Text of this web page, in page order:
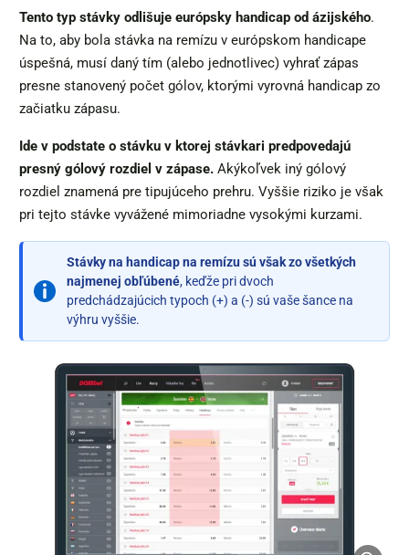
Tento typ stávky odlišuje európsky handicap od ázijského.
Na to, aby bola stávka na remízu v európskom handicape
úspešná, musí daný tím (alebo jednotlivec) vyhrať zápas
presne stanovený počet gólov, ktorými vyrovná handicap zo
začiatku zápasu.
Ide v podstate o stávku v ktorej stávkari predpovedajú
presný gólový rozdiel v zápase. Akýkoľvek iný gólový
rozdiel znamená pre tipujúceho prehru. Vyššie riziko je však
pri tejto stávke vyvážené mimoriadne vysokými kurzami.
Stávky na handicap na remízu sú však zo všetkých
najmenej obľúbené, keďže pri dvoch
predchádzajúcich typoch (+) a (-) sú vaše šance na
výhru vyššie.